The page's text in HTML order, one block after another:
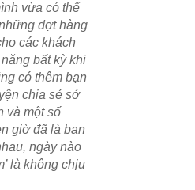
vừa có thể
đợt hàng
các khách
bất kỳ khi
có thêm bạn
chia sẻ sở
và một số
giờ đã là bạn
ngày nào
là không chịu